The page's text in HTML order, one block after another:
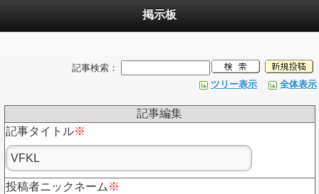
掲示板
記事検索：
ツリー表示
全体表示
記事編集
記事タイトル※
投稿者ニックネーム ※